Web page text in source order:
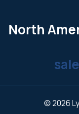
North
© 2026